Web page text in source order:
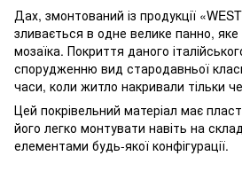
Дах, змонтований із продукції
зливається в одне велике панно,
мозаїка. Покриття даного
спорудженню вид стародавньої
часи, коли житло накривали тільки
Цей покрівельний матеріал має
його легко монтувати навіть на
елементами будь-якої конфігурації.